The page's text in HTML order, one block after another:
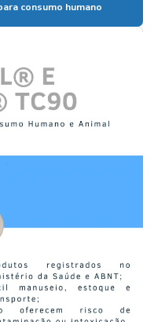
consumo humano